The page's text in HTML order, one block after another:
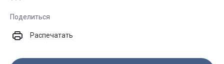
Поделиться
Распечатать